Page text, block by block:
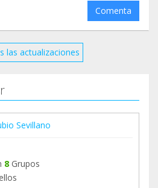
mejor.
de neurología,
psicología. Además
especialistas que tener
con la tripa y el
alto.
de terapias cada
hidroterapia, logopedia,
.
Comenta
las actualizaciones
Sevillano
8 Grupos